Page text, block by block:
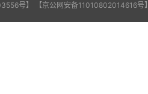
号】 【京公网安备11010802014616号】